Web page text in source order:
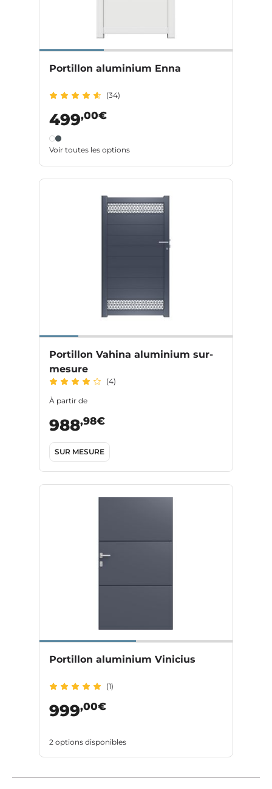
Portillon aluminium Enna
(34)
499,00€
Voir toutes les options
Portillon Vahina aluminium sur-
mesure
(4)
À partir de
988,98€
SUR MESURE
Portillon aluminium Vinicius
(1)
999,00€
2 options disponibles